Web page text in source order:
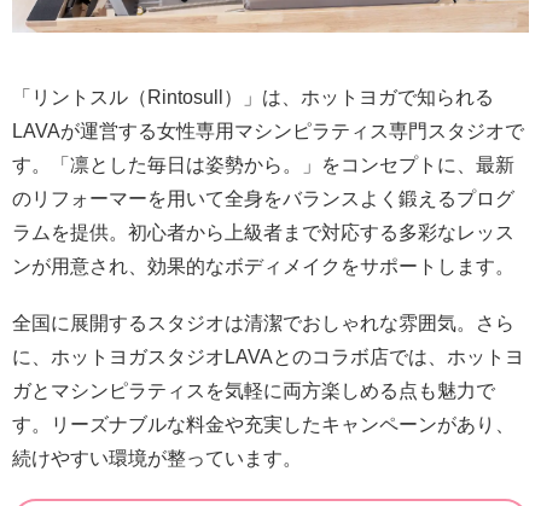
「リントスル（Rintosull）」は、ホットヨガで知られる
LAVAが運営する女性専用マシンピラティス専門スタジオで
す。「凛とした毎日は姿勢から。」をコンセプトに、最新
のリフォーマーを用いて全身をバランスよく鍛えるプログ
ラムを提供。初心者から上級者まで対応する多彩なレッス
ンが用意され、効果的なボディメイクをサポートします。
全国に展開するスタジオは清潔でおしゃれな雰囲気。さら
に、ホットヨガスタジオLAVAとのコラボ店では、ホットヨ
ガとマシンピラティスを気軽に両方楽しめる点も魅力で
す。リーズナブルな料金や充実したキャンペーンがあり、
続けやすい環境が整っています。